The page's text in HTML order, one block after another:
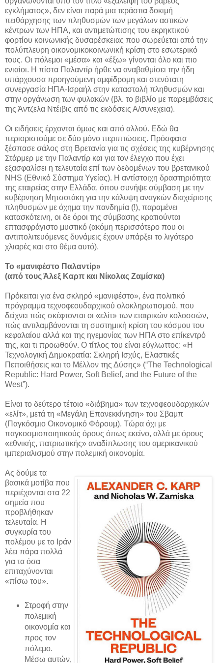
εγκλήματος», δεν είναι παρά μια τεράστια δοκιμή
πειθάρχησης των πληθυσμών των μεγάλων αστικών
κέντρων των ΗΠΑ, και αντιμετώπισης του εκρηκτικού
φορτίου κοινωνικής δυσαρέσκειας που σωρεύεται από την
πολύπλευρη οικονομικοκοινωνική κρίση στο εσωτερικό
τους. Οι πόλεμοι «μέσα» και «έξω» γίνονται όλο και πιο
ενιαίοι. Η πίστα Παλαντίρ ήρθε να αναβαθμίσει την ήδη
υπάρχουσα προηγούμενη αμφίδρομη και στενότατη
συνεργασία ΗΠΑ-Ισραήλ στην καταστολή πληθυσμών και
στην οργάνωση των φυλακών (βλ. το βιβλίο με παρεμβάσεις
της Άντζελα Ντέιβις από τις εκδόσεις Α/συνεχεια).
Οι ειδήσεις έρχονται όμως και από αλλού. Εδώ θα
περιοριστούμε σε δύο μόνο περιπτώσεις. Πρόσφατα
ξέσπασε σάλος στη Βρετανία για τις σχέσεις της κυβέρνησης
Στάρμερ με την Παλαντίρ και για τον έλεγχο που έχει
εξασφαλίσει η τελευταία επί των δεδομένων του βρετανικού
NHS (Εθνικό Σύστημα Υγείας). Η αντίστοιχη δραστηριότητα
της εταιρείας στην Ελλάδα, όπου συνήψε σύμβαση με την
κυβέρνηση Μητσοτάκη για την κάλυψη αναγκών διαχείρισης
πληθυσμών με όχημα την πανδημία (!), παραμένει
κατασκότεινη, οι δε όροι της σύμβασης κρατιούνται
επτασφράγιστο μυστικό (ακόμη περισσότερο που οι
αντιπολιτευόμενες δυνάμεις έχουν υπάρξει το λιγότερο
χλιαρές και στο θέμα αυτό).
Το «μανιφέστο Παλαντίρ»
(από τους Άλεξ Καρπ και Νίκολας Ζαμίσκα)
Πρόκειται για ένα σκληρό «μανιφέστο», ένα πολιτικό
πρόγραμμα τεχνοφεουδαρχικού ολοκληρωτισμού, που
δείχνει πώς σκέφτονται οι «ελίτ» των εταιρικών κολοσσών,
πώς αντιλαμβάνονται τη συστημική κρίση του κόσμου του
κεφαλαίου αλλά και της ηγεμονίας των ΗΠΑ στο επίκεντρό
της, και τι προωθούν. Ο τίτλος του είναι εύγλωττος: «Η
Τεχνολογική Δημοκρατία: Σκληρή Ισχύς, Ελαστικές
Πεποιθήσεις και το Μέλλον της Δύσης» (“The Technological
Republic: Hard Power, Soft Belief, and the Future of the
West”).
Είναι το δεύτερο τέτοιο «διάβημα» των τεχνοφεουδαρχικών
«ελίτ», μετά τη «Μεγάλη Επανεκκίνηση» του Σβαμπ
(Παγκόσμιο Οικονομικό Φόρουμ). Τώρα όχι με
παγκοσμιοποιητικούς όρους όπως εκείνο, αλλά με όρους
«εθνικής, πατριωτικής» αναδίπλωσης του αμερικανικού
ιμπεριαλισμού στην πολεμική οικονομία.
Ας δούμε τα
βασικά μοτίβα που
περιέχονται στα 22
σημεία που
προβλήθηκαν
τελευταία. Η
συγκυρία του
πολέμου με το Ιράν
λέει πάρα πολλά
για τα όσα
επιταχύνονται
«πίσω του».
Στροφή στην
πολεμική
οικονομία και
προς τον
πόλεμο.
Μέσω αυτών,